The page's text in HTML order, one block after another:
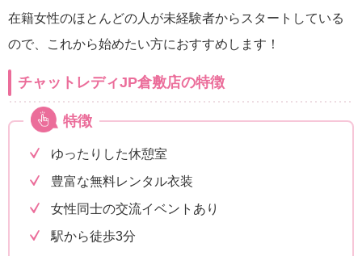
在籍女性のほとんどの人が未経験者からスタートしている
ので、これから始めたい方におすすめします！
チャットレディJP倉敷店の特徴
特徴
ゆったりした休憩室
豊富な無料レンタル衣装
女性同士の交流イベントあり
駅から徒歩3分